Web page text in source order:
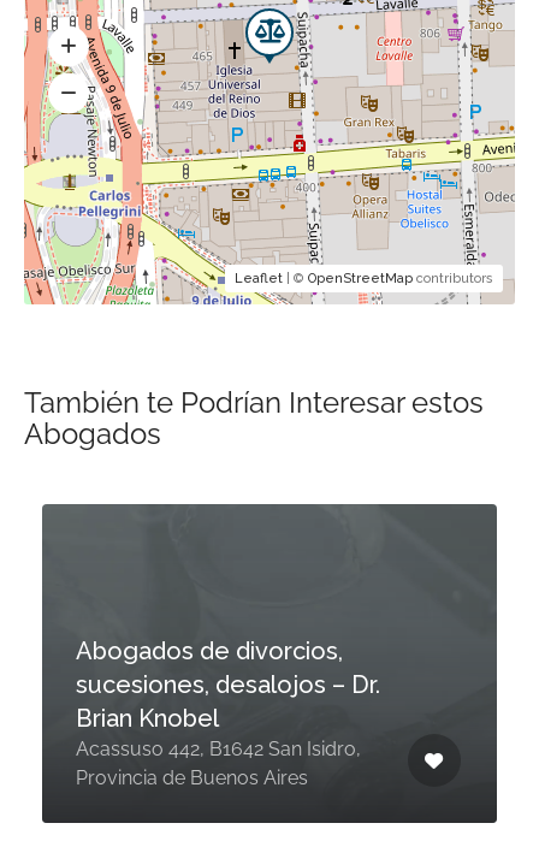
Leaflet | © OpenStreetMap contributors
También te Podrían Interesar estos
Abogados
Abogados de divorcios,
sucesiones, desalojos – Dr.
Brian Knobel
Acassuso 442, B1642 San Isidro,
Provincia de Buenos Aires